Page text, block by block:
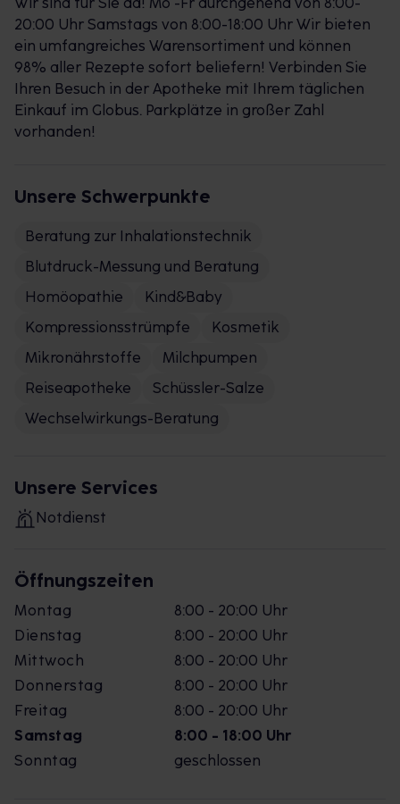
20:00 Uhr Samstags von 8:00-18:00 Uhr Wir bieten
ein umfangreiches Warensortiment und können
98% aller Rezepte sofort beliefern! Verbinden Sie
Ihren Besuch in der Apotheke mit Ihrem täglichen
Einkauf im Globus. Parkplätze in großer Zahl
vorhanden!
Unsere Schwerpunkte
Beratung zur Inhalationstechnik
Blutdruck-Messung und Beratung
Homöopathie
Kind&Baby
Kompressionsstrümpfe
Kosmetik
Mikronährstoffe
Milchpumpen
Reiseapotheke
Schüssler-Salze
Wechselwirkungs-Beratung
Unsere Services
Notdienst
Öffnungszeiten
Montag
8:00 - 20:00 Uhr
Dienstag
8:00 - 20:00 Uhr
Mittwoch
8:00 - 20:00 Uhr
Donnerstag
8:00 - 20:00 Uhr
Freitag
8:00 - 20:00 Uhr
Samstag
8:00 - 18:00 Uhr
Sonntag
geschlossen